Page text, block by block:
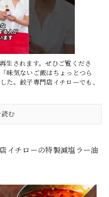
生されます。ぜひご覧くださ
味気ないご飯はちょっとつら
た。餃子専門店イチローでも、
む
イチローの特製減塩ラー油